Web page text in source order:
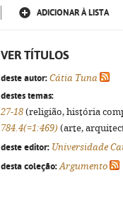
ADICIONAR À LISTA
VER TÍTULOS
deste autor: Cátia Tuna
destes temas:
27-18 (religião, história
784.4(=1:469) (arte,
deste editor: Universidade
desta coleção: Argumento